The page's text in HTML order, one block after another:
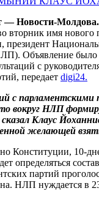
Новости-Молдова.
вторник имя нового
Объявление было
с
передает digi24.
с
вокруг НЛП
Клаус
желающей
Конституции, 10-
определяться
партий
НЛП нуждается в